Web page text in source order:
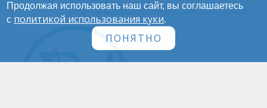
Политика обработки персональных данных
Продолжая использовать наш сайт, вы соглашаетесь
с политикой использования куки.
ПОНЯТНО